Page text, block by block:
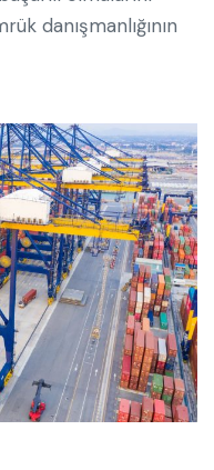
danışmanlığının